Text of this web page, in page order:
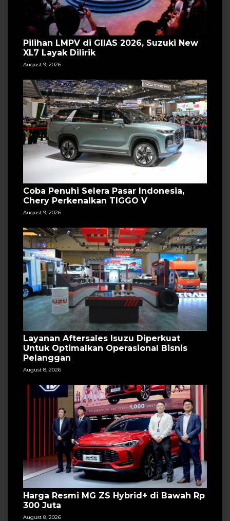
Pilihan LMPV di GIIAS 2026, Suzuki New
XL7 Layak Dilirik
August 9, 2026
Coba Penuhi Selera Pasar Indonesia,
Chery Perkenalkan TIGGO V
August 9, 2026
Layanan Aftersales Isuzu Diperkuat
Untuk Optimalkan Operasional Bisnis
Pelanggan
August 8, 2026
Harga Resmi MG ZS Hybrid+ di Bawah Rp
300 Juta
August 8, 2026